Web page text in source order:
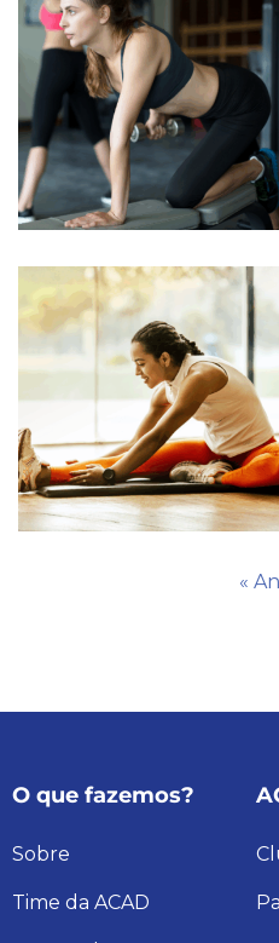
«
O que fazemos?
Sobre
Time da ACAD